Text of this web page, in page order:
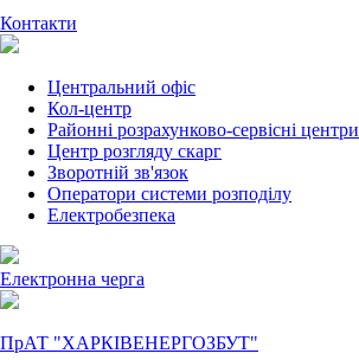
Контакти
Центральний офіс
Кол-центр
Районні розрахунково-сервісні центри
Центр розгляду скарг
Зворотній зв'язок
Оператори системи розподілу
Електробезпека
Електронна черга
ПрАТ "ХАРКІВЕНЕРГОЗБУТ"